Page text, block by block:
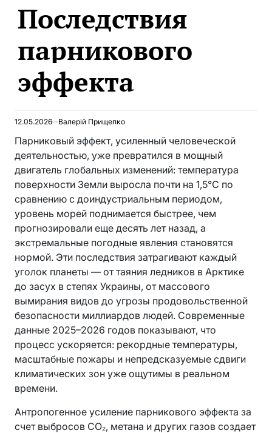
Последствия
парникового
эффекта
12.05.2026 Валерій Прищепко
Парниковый эффект, усиленный человеческой
деятельностью, уже превратился в мощный
двигатель глобальных изменений: температура
поверхности Земли выросла почти на 1,5°C по
сравнению с доиндустриальным периодом,
уровень морей поднимается быстрее, чем
прогнозировали еще десять лет назад, а
экстремальные погодные явления становятся
нормой. Эти последствия затрагивают каждый
уголок планеты — от таяния ледников в Арктике
до засух в степях Украины, от массового
вымирания видов до угрозы продовольственной
безопасности миллиардов людей. Современные
данные 2025–2026 годов показывают, что
процесс ускоряется: рекордные температуры,
масштабные пожары и непредсказуемые сдвиги
климатических зон уже ощутимы в реальном
времени.
Антропогенное усиление парникового эффекта за
счет выбросов CO₂, метана и других газов создает